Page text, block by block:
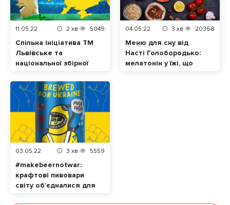
11.05.22 2 хв 5049
Спільна ініціатива ТМ
Львівське та
національної збірної
Відтепер кожен
голос за «Лева
матчу» – це допомога
українцям
04.05.22 3 хв 20368
Меню для сну від
Насті Голобородько:
мелатонін у їжі, що
03.05.22 3 хв 5559
#makebeernotwar:
крафтові пивовари
світу об’єдналися для